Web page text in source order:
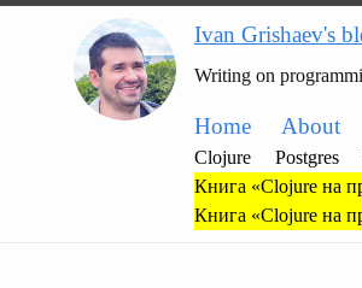
Ivan Grishaev's
Writing on
Home About
Clojure Postgres
Книга «Clojure на
Книга «Clojure на